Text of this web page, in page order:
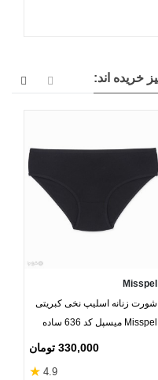
خریده اند:
Misspel
شورت زنانه اسلیپ نخی کبریتی
Misspel میسپل کد 636 ساده
330,000 تومان
4.9
★